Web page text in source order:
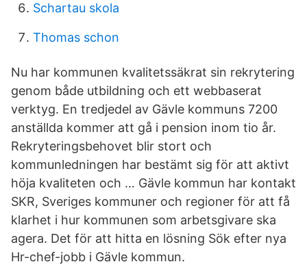
Schartau skola
Thomas schon
Nu har kommunen kvalitetssäkrat sin rekrytering
genom både utbildning och ett webbaserat
verktyg. En tredjedel av Gävle kommuns 7200
anställda kommer att gå i pension inom tio år.
Rekryteringsbehovet blir stort och
kommunledningen har bestämt sig för att aktivt
höja kvaliteten och … Gävle kommun har kontakt
SKR, Sveriges kommuner och regioner för att få
klarhet i hur kommunen som arbetsgivare ska
agera. Det för att hitta en lösning Sök efter nya
Hr-chef-jobb i Gävle kommun.